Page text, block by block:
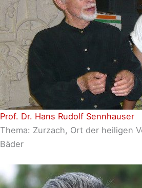
Prof. Dr. Hans Rudolf Sennhauser
Thema: Zurzach, Ort der heiligen
Bäder